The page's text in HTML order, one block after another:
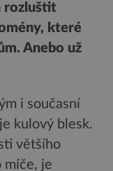
rozluštit
které
Anebo už
i současní
kulový blesk.
většího
míče, je